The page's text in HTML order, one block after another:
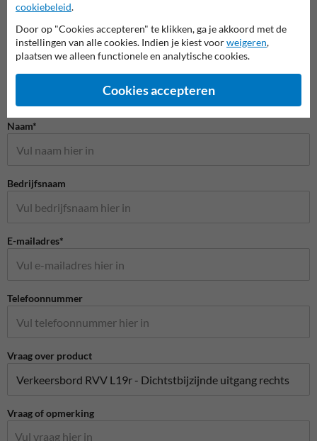
Stel je vraag aan Scheepvaartbord.nl
Naam*
Bedrijfsnaam
E-mailadres*
Telefoonnummer
Vraag over product
Vraag of opmerking
cookiebeleid.
Door op "Cookies accepteren" te klikken, ga je akkoord met de
instellingen van alle cookies. Indien je kiest voorweigeren,
plaatsen we alleen functionele en analytische cookies.
Cookies accepteren